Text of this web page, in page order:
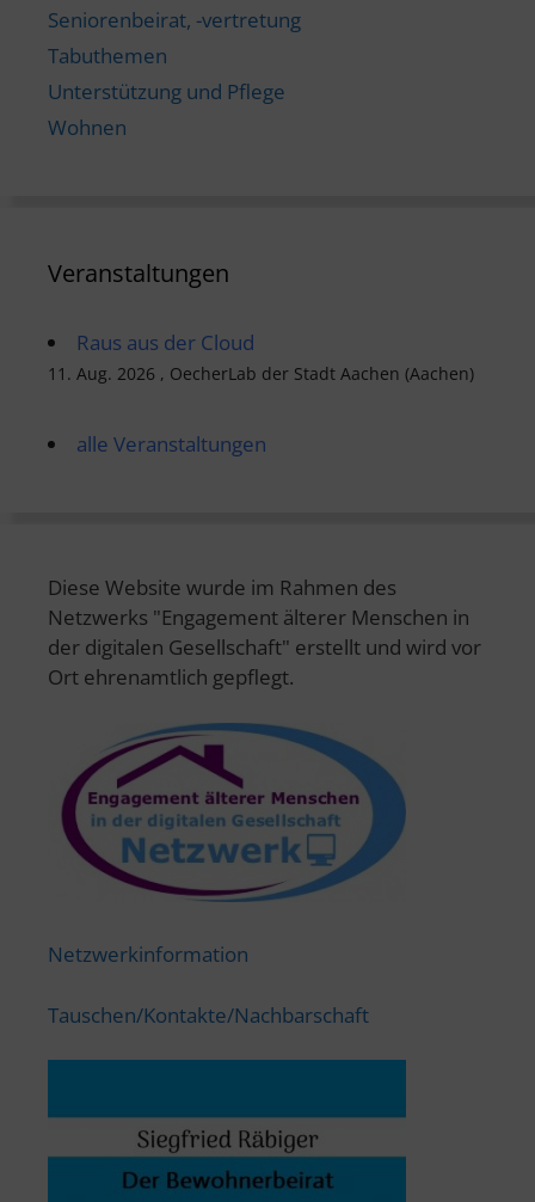
Seniorenbeirat, -vertretung
Tabuthemen
Unterstützung und Pflege
Wohnen
Veranstaltungen
Raus aus der Cloud
11. Aug. 2026 , OecherLab der Stadt Aachen (Aachen)
alle Veranstaltungen
Diese Website wurde im Rahmen des
Netzwerks "Engagement älterer Menschen in
der digitalen Gesellschaft" erstellt und wird vor
Ort ehrenamtlich gepflegt.
Netzwerkinformation
Tauschen/Kontakte/Nachbarschaft